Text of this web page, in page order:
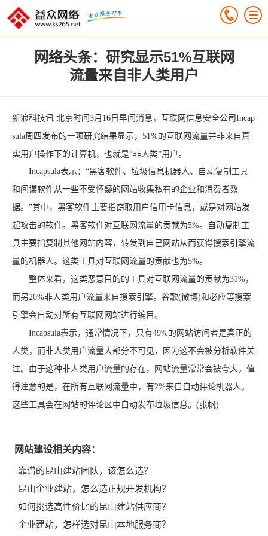
网络头条：研究显示51%互联网
流量来自非人类用户
新浪科技讯 北京时间3月16日早间消息，互联网信息安全公司Incap
sula周四发布的一项研究结果显示，51%的互联网流量并非来自真
实用户操作下的计算机，也就是“非人类”用户。
Incapsula表示：“黑客软件、垃圾信息机器人、自动复制工具
和间谍软件从一些不受怀疑的网站收集私有的企业和消费者数
据。”其中，黑客软件主要指窃取用户信用卡信息，或是对网站发
起攻击的软件。黑客软件对互联网流量的贡献为5%。自动复制工
具主要指复制其他网站内容，转发到自己网站从而获得搜索引擎流
量的机器人。这类工具对互联网流量的贡献也为5%。
整体来看，这类恶意目的的工具对互联网流量的贡献为31%，
而另20%非人类用户流量来自搜索引擎。谷歌(微博)和必应等搜索
引擎会自动对所有互联网网站进行编目。
Incapsula表示，通常情况下，只有49%的网站访问者是真正的
人类，而非人类用户流量大部分不可见，因为这不会被分析软件关
注。由于这种非人类用户流量的存在，网站流量常常会被夸大。值
得注意的是，在所有互联网流量中，有2%来自自动评论机器人。
这些工具会在网站的评论区中自动发布垃圾信息。(张帆)
网站建设相关内容：
靠谱的昆山建站团队，该怎么选？
昆山企业建站，怎么选正规开发机构？
如何挑选高性价比的昆山建站供应商？
企业建站，怎样选对昆山本地服务商？